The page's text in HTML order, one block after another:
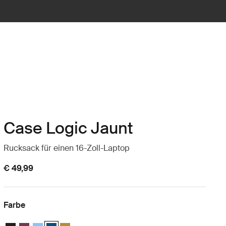
Case Logic Jaunt
Rucksack für einen 16-Zoll-Laptop
€ 49,99
Farbe
Case Logic Jaunt Backpack 16" Schwarz
Case Logic Jaunt Backpack 16" Tiefes Burgunderrot
Case Logic Jaunt Backpack 16" Himmelblau
Case Logic Jaunt Backpack 16" Dark Teal (selected)
Case Logic Jaunt Backpack 16" Dim Gold